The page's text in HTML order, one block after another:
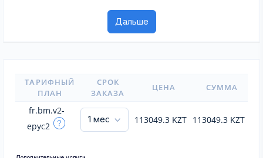
ТАРИФНЫЙ
ПЛАН
СРОК
ЗАКАЗА
ЦЕНА СУММА
fr.bm.v2-
epyc2
113049.3 KZT 113049.3 KZT